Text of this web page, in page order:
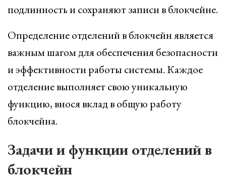
подлинность и сохраняют записи в блокчейне.
Определение отделений в блокчейн является
важным шагом для обеспечения безопасности
и эффективности работы системы. Каждое
отделение выполняет свою уникальную
функцию, внося вклад в общую работу
блокчейна.
Задачи и функции отделений в
блокчейн